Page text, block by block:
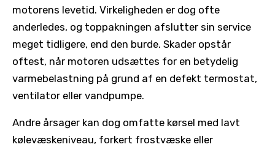
motorens levetid. Virkeligheden er dog ofte
anderledes, og toppakningen afslutter sin service
meget tidligere, end den burde. Skader opstår
oftest, når motoren udsættes for en betydelig
varmebelastning på grund af en defekt termostat,
ventilator eller vandpumpe.
Andre årsager kan dog omfatte kørsel med lavt
kølevæskeniveau, forkert frostvæske eller